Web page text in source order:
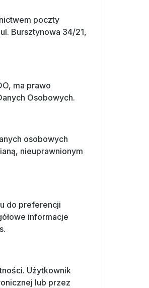
poczty
Bursztynowa 34/21,
ma prawo
Osobowych.
osobowych
nieuprawnionym
do preferencji
informacje
Użytkownik
lub przez